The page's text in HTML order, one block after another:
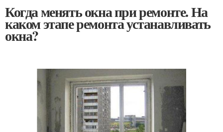
Когда менять окна при ремонте. На
каком этапе ремонта устанавливать
окна?